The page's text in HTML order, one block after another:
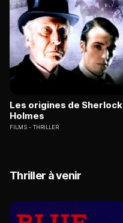
Les origines de Sherlock
Holmes
FILMS THRILLER
Thriller à venir